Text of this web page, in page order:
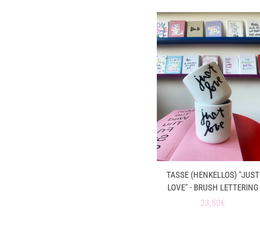
TASSE (HENKELLOS) "JUST
LOVE" - BRUSH LETTERING
Normaler
23,50€